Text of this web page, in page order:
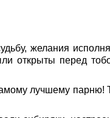
желания
открыты перед
лучшему парню!